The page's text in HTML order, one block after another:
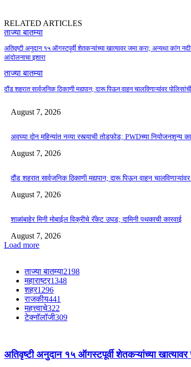
RELATED ARTICLES
ताज्या बातम्या
अतिवृष्टी अनुदान १५ ऑगस्टपूर्वी शेतकऱ्यांच्या खात्यावर जमा करा; अन्यथा कांग
आंदोलनाचा इशारा
ताज्या बातम्या
दौंड शहरात सार्वजनिक ठिकाणी मद्यपान; दारू पिऊन वाहन चालविणाऱ्यांवर
August 7, 2026
अवघ्या दोन महिन्यांत नव्या रस्त्याची तोडफोड; PWDच्या नियोजनशून्य
August 7, 2026
दौंड शहरात सार्वजनिक ठिकाणी मद्यपान; दारू पिऊन वाहन
August 7, 2026
शाळांबाहेर मिनी मोबाईल विक्रीचे रॅकेट उघड; दामिनी पथकाची कारवाई
August 7, 2026
Load more
ताज्या बातम्या2198
महाराष्ट्र1348
शहर1296
राजकीय441
महत्त्वाचे322
टेक्नॉलॉजी309
अतिवृष्टी अनुदान १५ ऑगस्टपूर्वी शेतकऱ्यांच्या